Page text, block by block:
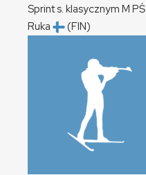
Sprint s. klasycznym M PŚ
Ruka
(FIN)